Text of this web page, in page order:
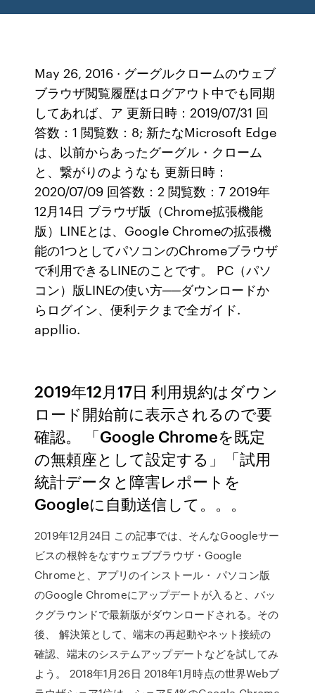
May 26, 2016 · グーグルクロームのウェブ
ブラウザ閲覧履歴はログアウト中でも同期
してあれば、ア 更新日時：2019/07/31 回
答数：1 閲覧数：8; 新たなMicrosoft Edge
は、以前からあったグーグル・クローム
と、繋がりのようなも 更新日時：
2020/07/09 回答数：2 閲覧数：7 2019年
12月14日 ブラウザ版（Chrome拡張機能
版）LINEとは、Google Chromeの拡張機
能の1つとしてパソコンのChromeブラウザ
で利用できるLINEのことです。 PC（パソ
コン）版LINEの使い方──ダウンロードか
らログイン、便利テクまで全ガイド.
appllio.
2019年12月17日 利用規約はダウン
ロード開始前に表示されるので要
確認。 「Google Chromeを既定
の無頼座として設定する」「試用
統計データと障害レポートを
Googleに自動送信して。。。
2019年12月24日 この記事では、そんなGoogleサー
ビスの根幹をなすウェブブラウザ・Google
Chromeと、アプリのインストール・ パソコン版
のGoogle Chromeにアップデートが入ると、バッ
クグラウンドで最新版がダウンロードされる。その
後、 解決策として、端末の再起動やネット接続の
確認、端末のシステムアップデートなどを試してみ
よう。 2018年1月26日 2018年1月時点の世界Webブ